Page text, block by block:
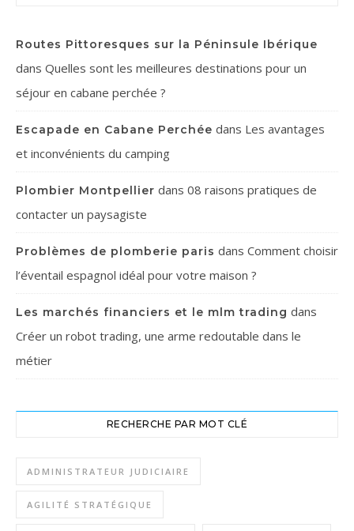
Routes Pittoresques sur la Péninsule Ibérique
dans Quelles sont les meilleures destinations pour un
séjour en cabane perchée ?
Escapade en Cabane Perchée dans Les avantages
et inconvénients du camping
Plombier Montpellier dans 08 raisons pratiques de
contacter un paysagiste
Problèmes de plomberie paris dans Comment choisir
l’éventail espagnol idéal pour votre maison ?
Les marchés financiers et le mlm trading dans
Créer un robot trading, une arme redoutable dans le
métier
RECHERCHE PAR MOT CLÉ
ADMINISTRATEUR JUDICIAIRE
AGILITÉ STRATÉGIQUE